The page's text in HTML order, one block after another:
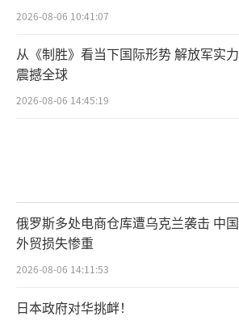
2026-08-06 10:41:07
从《制胜》看当下国际形势 解放军实力
震撼全球
2026-08-06 14:45:19
俄罗斯多处电商仓库遭乌克兰袭击 中国
外贸损失惨重
2026-08-06 14:11:53
日本政府对华挑衅！